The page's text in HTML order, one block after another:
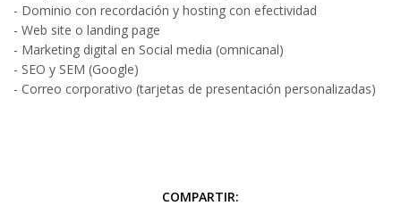
- Dominio con recordación y hosting con efectividad
- Web site o landing page
- Marketing digital en Social media (omnicanal)
- SEO y SEM (Google)
- Correo corporativo (tarjetas de presentación personalizadas)
COMPARTIR: